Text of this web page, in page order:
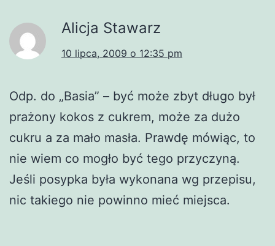
Alicja Stawarz
10 lipca, 2009 o 12:35 pm
Odp. do „Basia” – być może zbyt długo był
prażony kokos z cukrem, może za dużo
cukru a za mało masła. Prawdę mówiąc, to
nie wiem co mogło być tego przyczyną.
Jeśli posypka była wykonana wg przepisu,
nic takiego nie powinno mieć miejsca.